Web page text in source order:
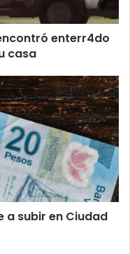
enterr4do
casa
a subir en Ciudad